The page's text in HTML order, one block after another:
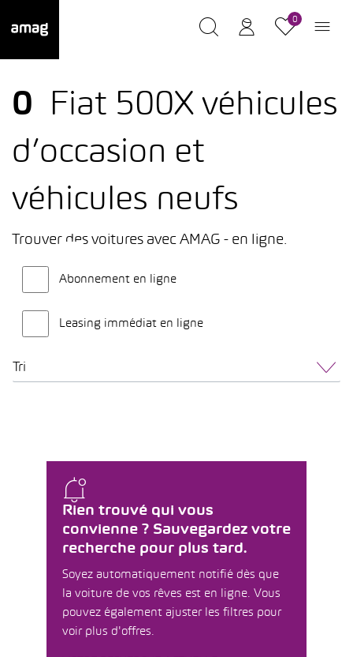
0
0
Fiat 500X véhicules
d’occasion et
véhicules neufs
Trouver des voitures avec AMAG - en ligne.
Abonnement en ligne
Leasing immédiat en ligne
Tri
Rien trouvé qui vous
convienne ? Sauvegardez votre
recherche pour plus tard.
Soyez automatiquement notifié dès que
la voiture de vos rêves est en ligne. Vous
pouvez également ajuster les filtres pour
voir plus d'offres.